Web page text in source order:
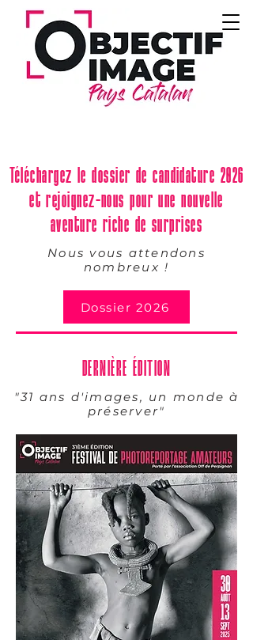
Téléchargez le dossier de candidature 2026
et rejoignez-nous pour une nouvelle
aventure riche de surprises
Nous vous attendons
nombreux !
Dossier 2026
DERNIÈRE ÉDITION
"31 ans d'images, un monde à
préserver"